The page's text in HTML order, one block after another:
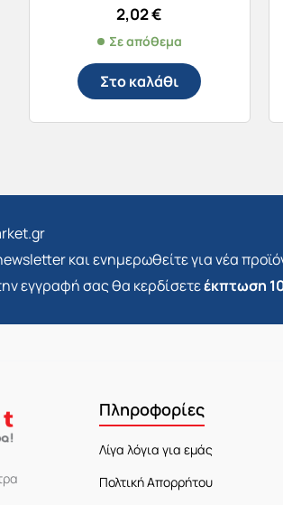
2,02€
Σε απόθεμα
Στο καλάθι
και ενημερωθείτε για νέα
εγγραφή σας θα κερδίσετεέκπτωση
Πληροφορίες
Λίγα λόγια για εμάς
Πολτική Απορρήτου